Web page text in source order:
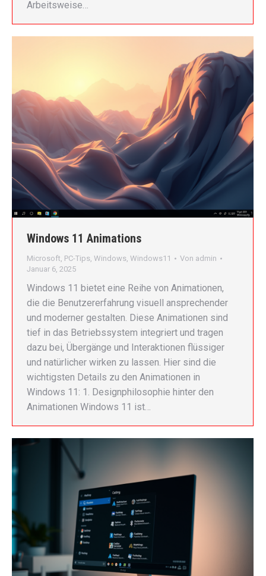
Arbeitsweise…
Windows 11 Animations
Microsoft, PC-Tips, Windows, Windows11 Von admin
Januar 6, 2025
Windows 11 bietet eine Reihe von Animationen,
die die Benutzererfahrung visuell ansprechender
und moderner gestalten. Diese Animationen sind
tief in das Betriebssystem integriert und tragen
dazu bei, Übergänge und Interaktionen flüssiger
und natürlicher wirken zu lassen. Hier sind die
wichtigsten Details zu den Animationen in
Windows 11: 1. Designphilosophie hinter den
Animationen Windows 11 ist…